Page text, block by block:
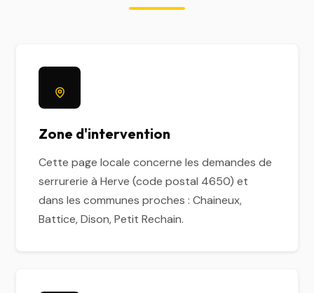
Zone d'intervention
Cette page locale concerne les demandes de
serrurerie à Herve (code postal 4650) et
dans les communes proches : Chaineux,
Battice, Dison, Petit Rechain.